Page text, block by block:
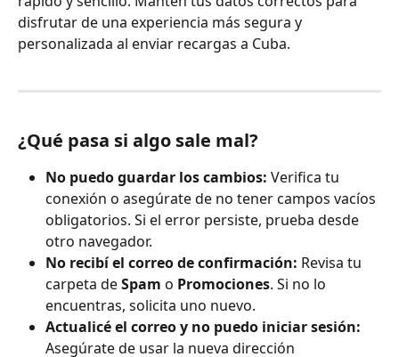
disfrutar de una experiencia más segura y
personalizada al enviar recargas a Cuba.
¿Qué pasa si algo sale mal?
No puedo guardar los cambios: Verifica tu
conexión o asegúrate de no tener campos vacíos
obligatorios. Si el error persiste, prueba desde
otro navegador.
No recibí el correo de confirmación: Revisa tu
carpeta de Spam o Promociones. Si no lo
encuentras, solicita uno nuevo.
Actualicé el correo y no puedo iniciar sesión:
Asegúrate de usar la nueva dirección